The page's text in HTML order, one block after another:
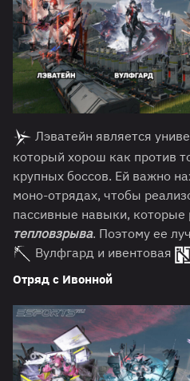
Лэватейн является
который хорош как против
крупных боссов. Ей важно
моно-отрядах, чтобы
пассивные навыки, которые
тепловзрыва. Поэтому ее
Вулфгард и ивентовая
Отряд с Ивонной